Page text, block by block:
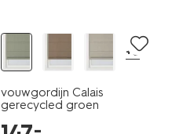
+6
vouwgordijn Calais
gerecycled groen